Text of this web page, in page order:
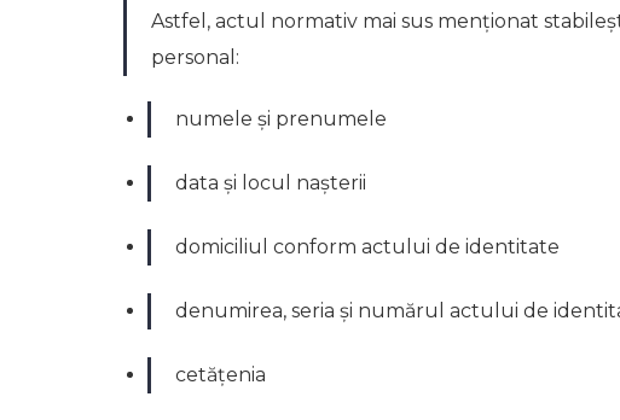
Astfel, actul normativ mai sus menționat
personal:
numele și prenumele
data și locul nașterii
domiciliul conform actului de identitate
denumirea, seria și numărul actului de
cetățenia